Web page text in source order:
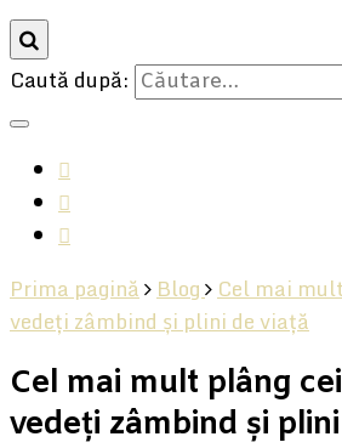
Caută după:
Prima pagină Blog
Cel mai
vedeți zâmbind și plini de viață
Cel mai mult plâng
vedeți zâmbind și